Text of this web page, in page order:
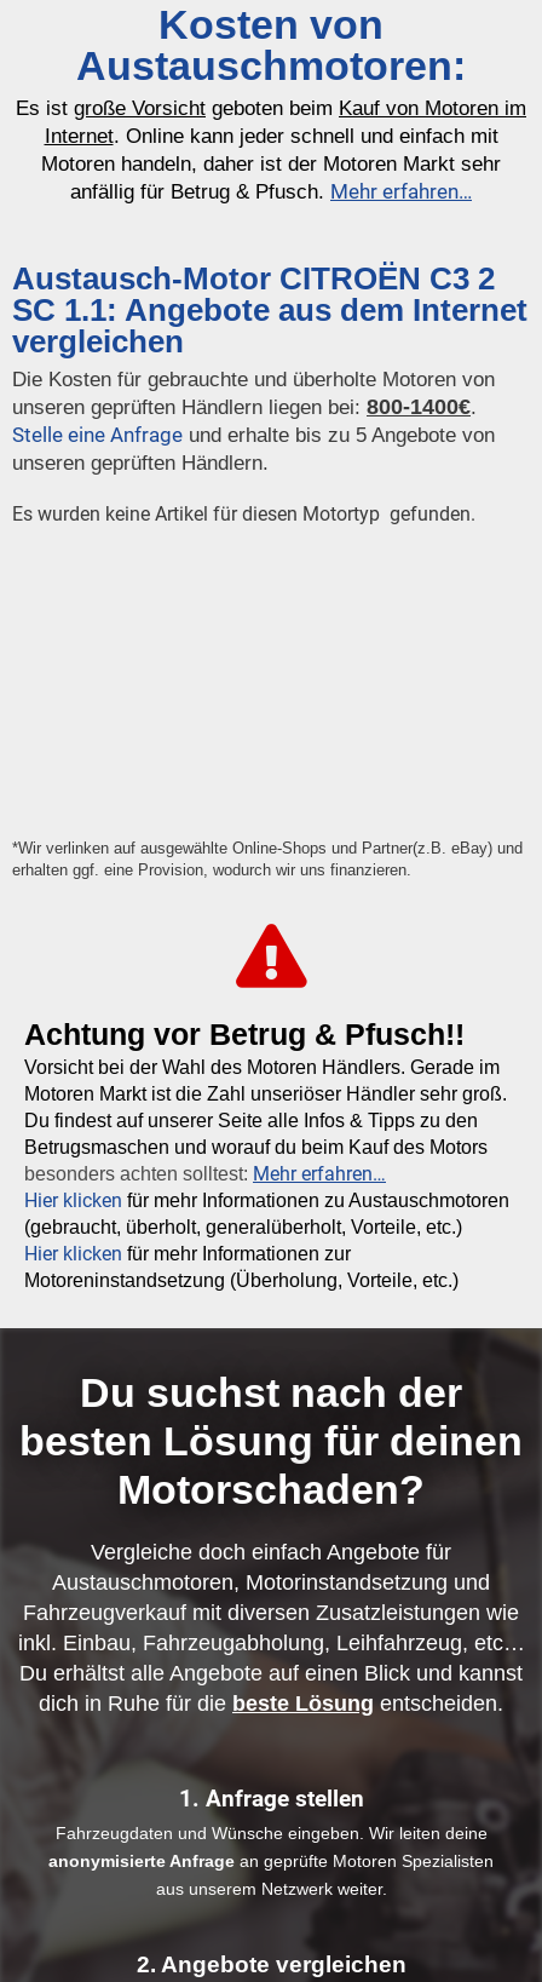
Kosten von
Austauschmotoren:
Es ist große Vorsicht geboten beim Kauf von Motoren im
Internet. Online kann jeder schnell und einfach mit
Motoren handeln, daher ist der Motoren Markt sehr
anfällig für Betrug & Pfusch. Mehr erfahren…
Austausch-Motor CITROËN C3 2
SC 1.1: Angebote aus dem Internet
vergleichen
Die Kosten für gebrauchte und überholte Motoren von
unseren geprüften Händlern liegen bei: 800-1400€.
Stelle eine Anfrage und erhalte bis zu 5 Angebote von
unseren geprüften Händlern.
Es wurden keine Artikel für diesen Motortyp gefunden.
*Wir verlinken auf ausgewählte Online-Shops und Partner(z.B. eBay) und
erhalten ggf. eine Provision, wodurch wir uns finanzieren.
Achtung vor Betrug & Pfusch!!
Vorsicht bei der Wahl des Motoren Händlers. Gerade im
Motoren Markt ist die Zahl unseriöser Händler sehr groß.
Du findest auf unserer Seite alle Infos & Tipps zu den
Betrugsmaschen und worauf du beim Kauf des Motors
besonders achten solltest: Mehr erfahren…
Hier klicken für mehr Informationen zu Austauschmotoren
(gebraucht, überholt, generalüberholt, Vorteile, etc.)
Hier klicken für mehr Informationen zur
Motoreninstandsetzung (Überholung, Vorteile, etc.)
Du suchst nach der
besten Lösung für deinen
Motorschaden?
Vergleiche doch einfach Angebote für
Austauschmotoren, Motorinstandsetzung und
Fahrzeugverkauf mit diversen Zusatzleistungen wie
inkl. Einbau, Fahrzeugabholung, Leihfahrzeug, etc…
Du erhältst alle Angebote auf einen Blick und kannst
dich in Ruhe für die beste Lösung entscheiden.
1. Anfrage stellen
Fahrzeugdaten und Wünsche eingeben. Wir leiten deine
anonymisierte Anfrage an geprüfte Motoren Spezialisten
aus unserem Netzwerk weiter.
2. Angebote vergleichen